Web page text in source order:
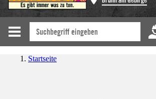
Startseite